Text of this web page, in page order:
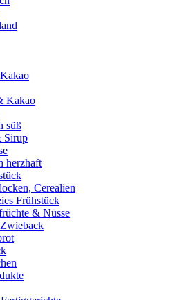
Kakao
süß
Sirup
herzhaft
Cerealien
Frühstück
& Nüsse